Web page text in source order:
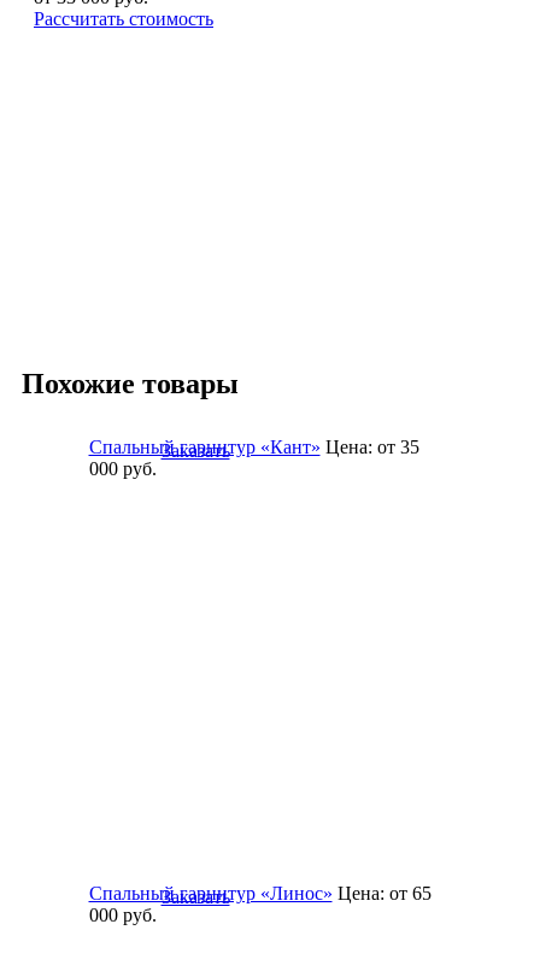
Рассчитать стоимость
Похожие товары
Спальный гарнитур «Кант» Цена: от 35
000руб.
Заказать
Спальный гарнитур «Линос» Цена: от 65
000руб.
Заказать